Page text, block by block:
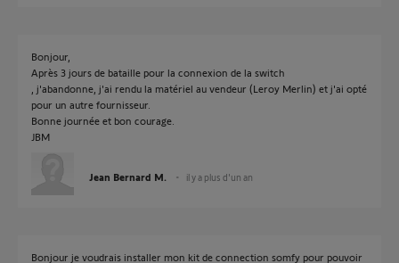
Bonjour,
Après 3 jours de bataille pour la connexion de la switch
, j'abandonne, j'ai rendu la matériel au vendeur (Leroy Merlin) et j'ai opté
pour un autre fournisseur.
Bonne journée et bon courage.
JBM
Jean Bernard M. il y a plus d'un an
Bonjour je voudrais installer mon kit de connection somfy pour pouvoir